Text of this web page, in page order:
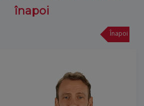
înapoi
Înapoi